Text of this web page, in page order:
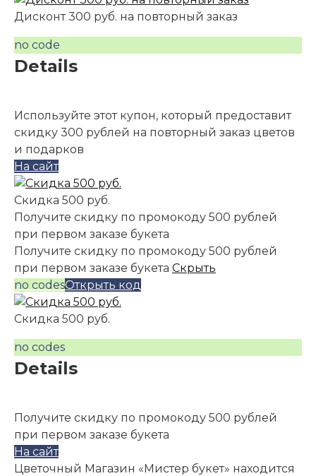
Дисконт 300 руб. на повторный заказ
no code
Details
Используйте этот купон, который предоставит
скидку 300 рублей на повторный заказ цветов
и подарков
На сайт
Скидка 500 руб.
Получите скидку по промокоду 500 рублей
при первом заказе букета
Получите скидку по промокоду 500 рублей
при первом заказе букета Скрыть
no codesОткрыть код
Скидка 500 руб.
no codes
Details
Получите скидку по промокоду 500 рублей
при первом заказе букета
На сайт
Цветочный Магазин «Мистер букет» находится